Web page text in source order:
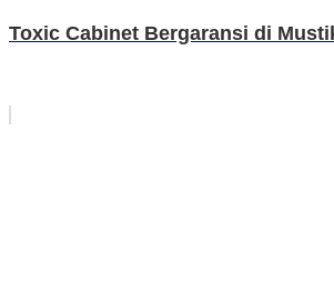
Toxic Cabinet Bergaransi di